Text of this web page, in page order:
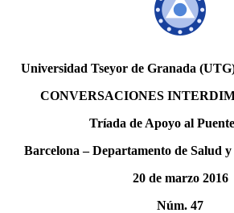
Universidad Tseyor de Granada
CONVERSACIONES
Tríada de Apoyo al
Barcelona – Departamento de Salud
20 de marzo 2016
Núm. 47